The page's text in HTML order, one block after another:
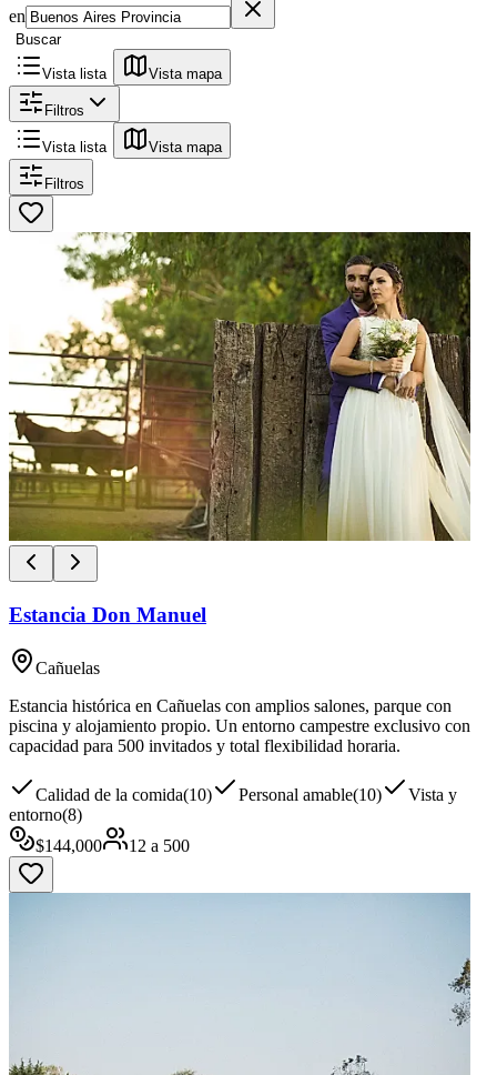
en
Buscar
Vista lista Vista mapa
Filtros
Vista lista Vista mapa
Filtros
Estancia Don Manuel
Cañuelas
Estancia histórica en Cañuelas con amplios salones, parque con
piscina y alojamiento propio. Un entorno campestre exclusivo con
capacidad para 500 invitados y total flexibilidad horaria.
Calidad de la comida(10) Personal amable(10)
Vista y
entorno(8)
$144,000 12 a 500